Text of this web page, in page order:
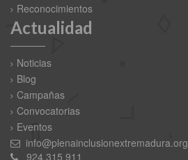
Reconocimientos
Actualidad
Noticias
Blog
Campañas
Convocatorias
Eventos
info@plenainclusionextremadura.org
924 315 911